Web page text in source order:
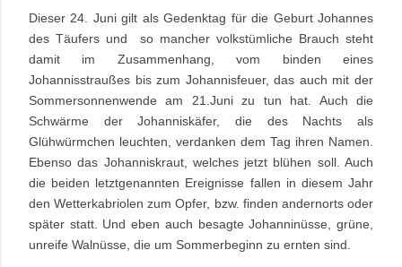
Dieser 24. Juni gilt als Gedenktag für die Geburt Johannes
des Täufers und so mancher volkstümliche Brauch steht
damit im Zusammenhang, vom binden eines
Johannisstraußes bis zum Johannisfeuer, das auch mit der
Sommersonnenwende am 21.Juni zu tun hat. Auch die
Schwärme der Johanniskäfer, die des Nachts als
Glühwürmchen leuchten, verdanken dem Tag ihren Namen.
Ebenso das Johanniskraut, welches jetzt blühen soll. Auch
die beiden letztgenannten Ereignisse fallen in diesem Jahr
den Wetterkabriolen zum Opfer, bzw. finden andernorts oder
später statt. Und eben auch besagteJohanninüsse , grüne,
unreife Walnüsse, die um Sommerbeginn zu ernten sind.